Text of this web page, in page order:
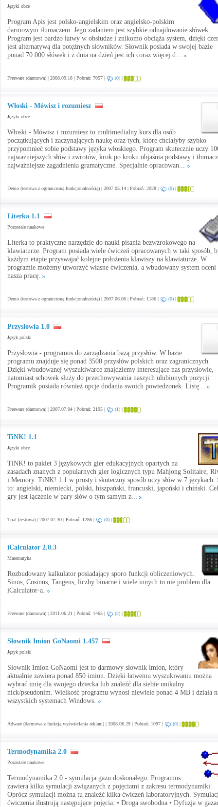
Języki obce
Program Apis jest polsko-angielskim oraz angielsko-polskim
darmowym tłumaczem. Jego zadaniem jest szybkie odnajdowanie słówek.
Program jest bardzo łatwy w obsłudze i znikomo obciąża system, dzięki
jest alternatywą dla potężnych słowników. Słownik posiada w swojej bazie
ponad 70 000 słówek i z dnia na dzień jest ich coraz więcej d...
Freeware (darmowa) | 2008.09.18 | Pobrań: 7057 | (0) |
Włoski - Mówisz i rozumiesz
Języki obce
Włoski - Mówisz i rozumiesz to multimedialny kurs dla osób
początkujących i zaczynających naukę oraz tych, które chciałyby szybko
przypomnieć sobie podstawy języka włoskiego. Program skutecznie uczy
najważniejszych słów i zwrotów, krok po kroku objaśnia podstawy i
najważniejsze zagadnienia gramatyczne. Specjalnie opracowan...
Demo (testowa z ograniczoną funkcjonalnością) | 2007.05.14 | Pobrań: 2028 | (0) |
Literka 1.1
Pozostałe naukowe
Literka to praktyczne narzędzie do nauki pisania bezwzrokowego na
klawiaturze. Program posiada wiele ćwiczeń opracowanych w taki sposób,
każdym etapie przyswajać kolejne położenia klawiszy na klawiaturze. W
programie możemy utworzyć własne ćwiczenia, a wbudowany system oceni
nasza pracę.
Demo (testowa z ograniczoną funkcjonalnością) | 2007.06.06 | Pobrań: 1186 | (0) |
Przysłowia 1.0
Język polski
Przysłowia - programos do zarządzania bazą przysłów. W bazie
programu znajduje się ponad 3500 przysłów polskich oraz zagranicznych.
Dzięki wbudowanej wyszukiwarce znajdziemy interesujące nas przysłowie,
natomiast schowek służy do przechowywania naszych ulubionych pozycji.
Programik posiada również opcje dodania swoich powiedzonek. Listę...
Freeware (darmowa) | 2007.07.04 | Pobrań: 2195 | (1) |
TiNK! 1.1
Języki obce
TiNK! to pakiet 3 językowych gier edukacyjnych opartych na
zasadach znanych z popularnych gier logicznych typu Mahjong Solitaire,
i Memory. TiNK! 1.1 w prosty i skuteczny sposób uczy słów w 7 językach.
to: angielski, niemiecki, polski, hiszpański, francuski, japoński i chiński.
gry jest łączenie w pary słów o tym samym z...
Trial (testowa) | 2007.07.30 | Pobrań: 1286 | (0) |
iCalculator 2.0.3
Matematyka
Rozbudowany kalkulator posiadający sporo funkcji obliczeniowych.
Sinus, Cosinus, Tangens, liczby binarne i wiele innych to nie problem dla
iCalculator-a.
Freeware (darmowa) | 2011.06.21 | Pobrań: 1465 | (2) |
Słownik Imion GoNaomi 1.457
Język polski
Słownik Imion GoNaomi jest to darmowy słownik imion, który
aktualnie zawiera ponad 850 imion. Dzięki łatwemu wyszukiwaniu można
wybrać imię dla swojego dziecka lub znaleźć dla siebie unikalny
nick/pseudonim. Wielkość programu wynosi niewiele ponad 4 MB i działa
wszystkich systemach Windows.
Adware (darmowa z funkcją wyświetlania reklam) | 2008.06.29 | Pobrań: 1097 | (0) |
Termodynamika 2.0
Pozostałe naukowe
Termodynamika 2.0 - symulacja gazu doskonałego. Programos
zawiera kilka symulacji związanych z pojęciami z zakresu termodynamiki.
Oprócz symulacji można tu znaleźć kilka ćwiczeń laboratoryjnych.
ćwiczenia ilustrują następujące pojęcia: • Droga swobodna • Dyfuzja w